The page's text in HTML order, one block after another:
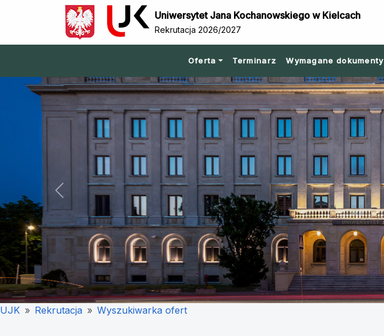
Uniwersytet Jana Kochanowskiego w Kielcach
Rekrutacja 2026/2027
Oferta Terminarz Wymagane dokumenty
Previous
UJK Rekrutacja Wyszukiwarka ofert